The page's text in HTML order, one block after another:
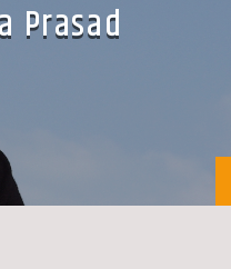
Prasad